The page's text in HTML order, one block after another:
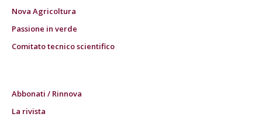
Nova Agricoltura
Passione in verde
Comitato tecnico scientifico
Abbonati / Rinnova
La rivista